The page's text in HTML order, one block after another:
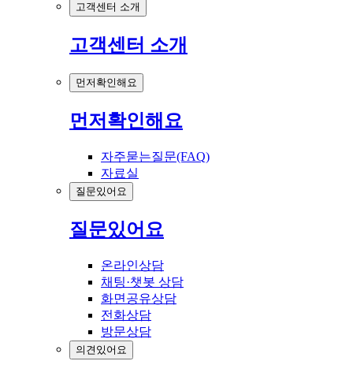
고객센터 소개
고객센터 소개
먼저확인해요
먼저확인해요
자주묻는질문(FAQ)
자료실
질문있어요
질문있어요
온라인상담
채팅·챗봇 상담
화면공유상담
전화상담
방문상담
의견있어요